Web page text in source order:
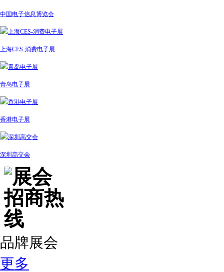
中国电子信息博览会
上海CES-消费电子展
青岛电子展
香港电子展
深圳高交会
品牌展会
更多